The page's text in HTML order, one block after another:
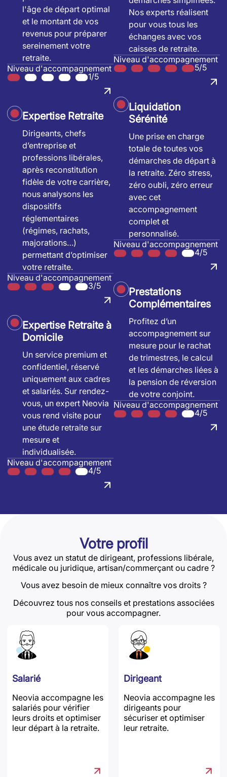
l'âge de départ optimal
et le montant de vos
revenus pour préparer
sereinement votre
retraite.
Niveau d'accompagnement
1/5
Expertise Retraite
Dirigeants, chefs
d’entreprise et
professions libérales,
après reconstitution
fidèle de votre carrière,
nous analysons les
dispositifs
réglementaires
(régimes, rachats,
majorations…)
permettant d’optimiser
votre retraite.
Niveau d'accompagnement
3/5
Expertise Retraite à
Domicile
Un service premium et
confidentiel, réservé
uniquement aux cadres
et salariés. Sur rendez-
vous, un expert Neovia
vous rend visite pour
une étude retraite sur
mesure et
individualisée.
Niveau d'accompagnement
4/5
Nos experts réalisent
pour vous tous les
échanges avec vos
caisses de retraite.
Niveau d'accompagnement
5/5
Liquidation
Sérénité
Une prise en charge
totale de toutes vos
démarches de départ à
la retraite. Zéro stress,
zéro oubli, zéro erreur
avec cet
accompagnement
complet et
personnalisé.
Niveau d'accompagnement
4/5
Prestations
Complémentaires
Profitez d’un
accompagnement sur
mesure pour le rachat
de trimestres, le calcul
et les démarches liées à
la pension de réversion
de votre conjoint.
Niveau d'accompagnement
4/5
Votre profil
Vous avez un statut de dirigeant, professions libérale,
médicale ou juridique, artisan/commerçant ou cadre ?
Vous avez besoin de mieux connaître vos droits ?
Découvrez tous nos conseils et prestations associées
pour vous accompagner.
Salarié
Neovia accompagne les
salariés pour vérifier
leurs droits et optimiser
leur départ à la retraite.
Dirigeant
Neovia accompagne les
dirigeants pour
sécuriser et optimiser
leur retraite.